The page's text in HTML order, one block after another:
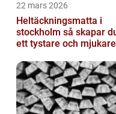
22 mars 2026
Heltäckningsmatta i
stockholm så skapar du
ett tystare och mjukare